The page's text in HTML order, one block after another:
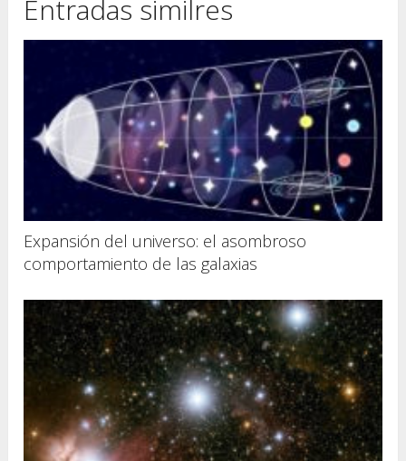
Entradas similres
Expansión del universo: el asombroso
comportamiento de las galaxias